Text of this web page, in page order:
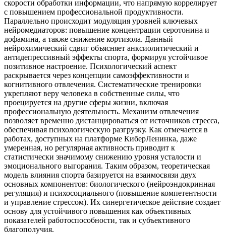
скорости обработки информации, что напрямую коррелирует
с повышением профессиональной продуктивности.
Параллельно происходит модуляция уровней ключевых
нейромедиаторов: повышение концентрации серотонина и
дофамина, а также снижение кортизола. Данный
нейрохимический сдвиг объясняет анксиолитический и
антидепрессивный эффекты спорта, формируя устойчивое
позитивное настроение. Психологический аспект
раскрывается через концепции самоэффективности и
когнитивного отвлечения. Систематические тренировки
укрепляют веру человека в собственные силы, что
проецируется на другие сферы жизни, включая
профессиональную деятельность. Механизм отвлечения
позволяет временно дистанцироваться от источников стресса,
обеспечивая психологическую разгрузку. Как отмечается в
работах, доступных на платформе КиберЛенинка, даже
умеренная, но регулярная активность приводит к
статистически значимому снижению уровня усталости и
эмоционального выгорания. Таким образом, теоретическая
модель влияния спорта базируется на взаимосвязи двух
основных компонентов: биологического (нейроэндокринная
регуляция) и психосоциального (повышение компетентности
и управление стрессом). Их синергетическое действие создает
основу для устойчивого повышения как объективных
показателей работоспособности, так и субъективного
благополучия.